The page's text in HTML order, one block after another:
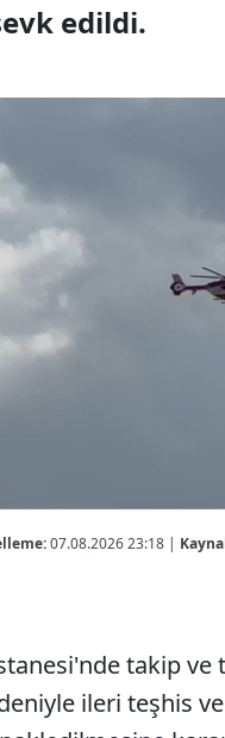
edildi.
07.08.2026 23:18 |
takip ve
ileri teşhis